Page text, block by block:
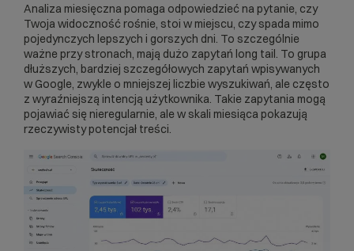
Analiza miesięczna pomaga odpowiedzieć na pytanie, czy
Twoja widoczność rośnie, stoi w miejscu, czy spada mimo
pojedynczych lepszych i gorszych dni. To szczególnie
ważne przy stronach, mają dużo zapytań long tail. To grupa
dłuższych, bardziej szczegółowych zapytań wpisywanych
w Google, zwykle o mniejszej liczbie wyszukiwań, ale często
z wyraźniejszą intencją użytkownika. Takie zapytania mogą
pojawiać się nieregularnie, ale w skali miesiąca pokazują
rzeczywisty potencjał treści.